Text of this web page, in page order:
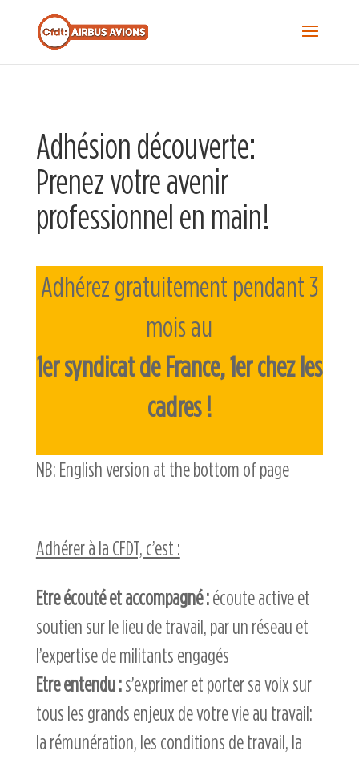
Adhésion découverte:
Prenez votre avenir
professionnel en main!
Adhérez gratuitement pendant 3
mois au
1er syndicat de France,1er chez les
cadres !
NB: English version at the bottom of page
Adhérer à la CFDT, c’est :
Etre écouté et accompagné :écoute active et
soutien sur le lieu de travail, par un réseau et
l’expertise de militants engagés
Etre entendu :s’exprimer et porter sa voix sur
tous les grands enjeux de votre vie au travail:
la rémunération, les conditions de travail, la